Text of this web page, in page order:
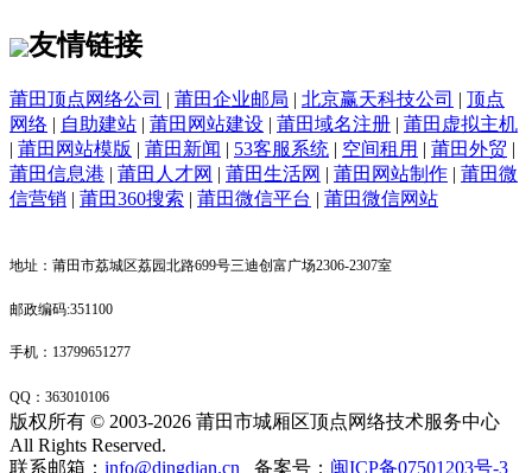
友情链接
莆田顶点网络公司 | 莆田企业邮局 | 北京赢天科技公司 | 顶点
网络 | 自助建站 | 莆田网站建设 | 莆田域名注册 | 莆田虚拟主机
| 莆田网站模版 | 莆田新闻 | 53客服系统 | 空间租用 | 莆田外贸 |
莆田信息港 | 莆田人才网 | 莆田生活网 | 莆田网站制作 | 莆田微
信营销 | 莆田360搜索 | 莆田微信平台 | 莆田微信网站
地址：莆田市荔城区荔园北路699号三迪创富广场2306-2307室
邮政编码:351100
手机：13799651277
QQ： 363010106
版权所有 © 2003-2026 莆田市城厢区顶点网络技术服务中心
All Rights Reserved.
联系邮箱： info@dingdian.cn 备案号： 闽ICP备07501203号-3